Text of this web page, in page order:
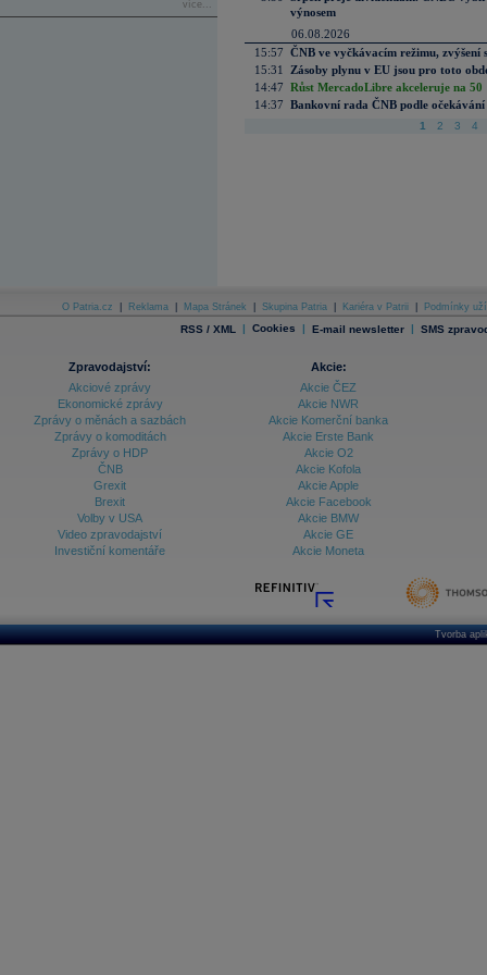
více...
výnosem
06.08.2026
15:57 ČNB ve vyčkávacím režimu, zvýšení
15:31
Zásoby plynu v EU jsou pro toto
14:47 Růst MercadoLibre akceleruje na
14:37 Bankovní rada ČNB podle
1 2 3 4
O Patria.cz Reklama Mapa Stránek Skupina Patria Kariéra v Patrii Podmínky
RSS / XML | Cookies | E-mail newsletter | SMS
Zpravodajství:
Akciové zprávy
Ekonomické zprávy
Zprávy o měnách a sazbách
Zprávy o komoditách
Zprávy o HDP
ČNB
Grexit
Brexit
Volby v USA
Video zpravodajství
Investiční komentáře
Akcie:
Akcie ČEZ
Akcie NWR
Akcie Komerční banka
Akcie Erste Bank
Akcie O2
Akcie Kofola
Akcie Apple
Akcie Facebook
Akcie BMW
Akcie GE
Akcie Moneta
Tvorba